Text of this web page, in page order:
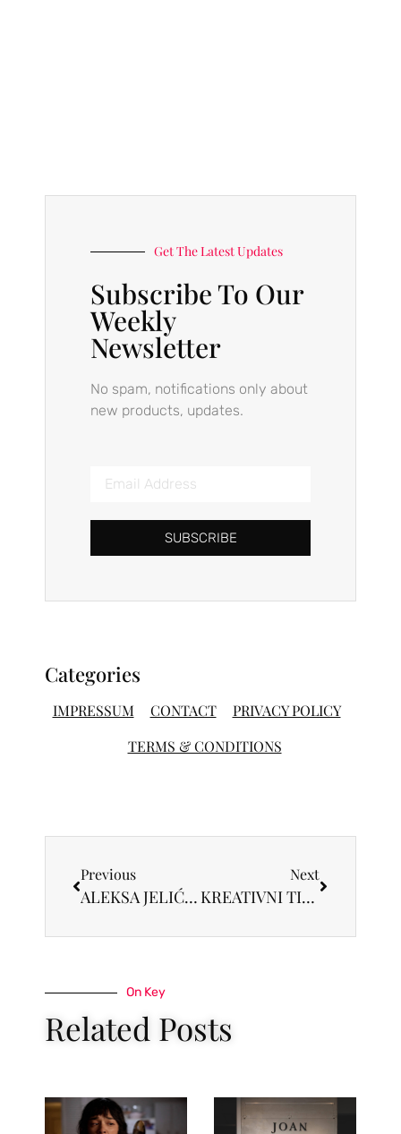
Get The Latest Updates
Subscribe To Our
Weekly
Newsletter
No spam, notifications only about
new products, updates.
SUBSCRIBE
Categories
IMPRESSUM CONTACT
PRIVACY POLICY
TERMS & CONDITIONS
Previous
ALEKSA JELIĆ “Samo me ljubi”
Next
KREATIVNI TIM GRUPE VIASAT WORLD SLAVI DVE ZLATNE NAGRADE NA DODELI PROMAX BDA EUROPE
On Key
Related Posts